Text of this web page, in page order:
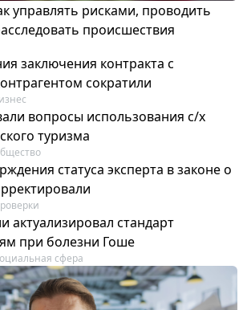
управлять рисками, проводить
происшествия
заключения контракта с
сократили
вопросы использования с/х
туризма
статуса эксперта в законе о
актуализировал стандарт
при болезни Гоше
сфера